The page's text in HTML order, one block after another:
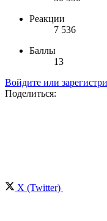
Реакции
7 536
Баллы
13
Войдите или
Поделиться:
X (Twitter)